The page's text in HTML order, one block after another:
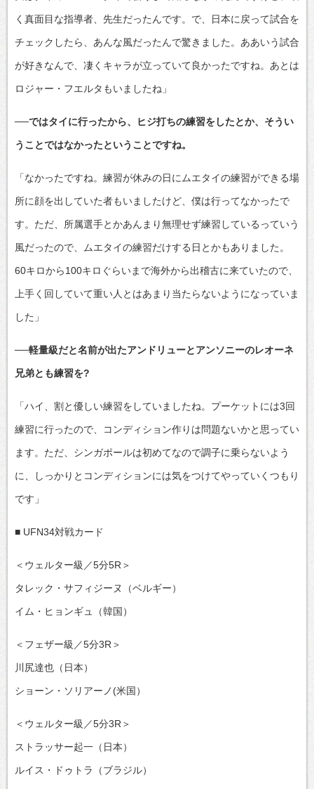
く真面目な指導者、先生だったんです。で、日本に戻って試合を
チェックしたら、あんな風だったんで驚きました。ああいう試合
が好きなんで、凄くキャラが立っていて良かったですね。あとは
ロジャー・フエルタもいましたね」
──ではタイに行ったから、ヒジ打ちの練習をしたとか、そうい
うことではなかったということですね。
「なかったですね。練習が休みの日にムエタイの練習ができる場
所に顔を出していた者もいましたけど、僕は行ってなかったで
す。ただ、所属選手とかあんまり無理せず練習しているっていう
風だったので、ムエタイの練習だけする日とかもありました。
60キロから100キロぐらいまで海外から出稽古に来ていたので、
上手く回していて重い人とはあまり当たらないようになっていま
した」
──軽量級だと名前が出たアンドリューとアンソニーのレオーネ
兄弟とも練習を?
「ハイ、割と優しい練習をしていましたね。プーケットには3回
練習に行ったので、コンディション作りは問題ないかと思ってい
ます。ただ、シンガポールは初めてなので調子に乗らないよう
に、しっかりとコンディションには気をつけてやっていくつもり
です」
■ UFN34対戦カード
＜ウェルター級／5分5R＞
タレック・サフィジーヌ（ベルギー）
イム・ヒョンギュ（韓国）
＜フェザー級／5分3R＞
川尻達也（日本）
ショーン・ソリアーノ(米国）
＜ウェルター級／5分3R＞
ストラッサー起一（日本）
ルイス・ドゥトラ（ブラジル）